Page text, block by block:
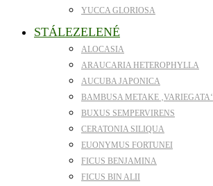
YUCCA GLORIOSA
STÁLEZELENÉ
ALOCASIA
ARAUCARIA HETEROPHYLLA
AUCUBA JAPONICA
BAMBUSA METAKE ‚VARIEGATA‘
BUXUS SEMPERVIRENS
CERATONIA SILIQUA
EUONYMUS FORTUNEI
FICUS BENJAMINA
FICUS BIN ALII